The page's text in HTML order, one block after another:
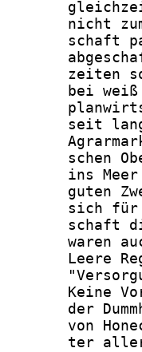
nicht
schaft
zeiten
bei
seit
schen
ins
guten
sich
schaft
waren
Leere
Keine
der
von
ter